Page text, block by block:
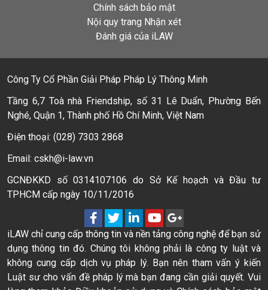
Chính sách bảo mật
Nội quy trang Nhận xét
Đánh giá của iLAW
Công Ty Cổ Phần Giải Pháp Pháp Lý Thông Minh
Tầng 6,7 Toà nhà Friendship, số 31 Lê Duẩn, Phường Bến
Nghé, Quận 1, Thành phố Hồ Chí Minh, Việt Nam
Điện thoại: (028) 7303 2868
Email: cskh@i-law.vn
GCNĐKKD số 0314107106 do Sở Kế hoạch và Đầu tư
TPHCM cấp ngày 10/11/2016
iLAW chỉ cung cấp thông tin và nền tảng công nghệ để bạn sử
dụng thông tin đó. Chúng tôi không phải là công ty luật và
không cung cấp dịch vụ pháp lý. Bạn nên tham vấn ý kiến
Luật sư cho vấn đề pháp lý mà bạn đang cần giải quyết. Vui